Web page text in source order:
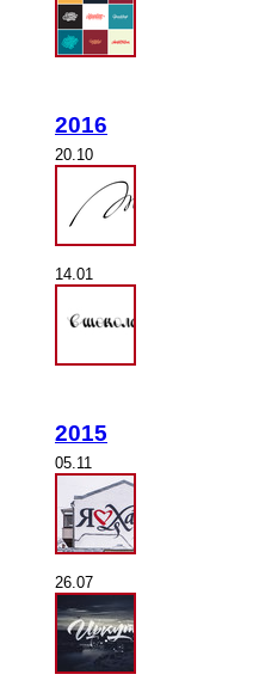
2016
20.10
14.01
2015
05.11
26.07